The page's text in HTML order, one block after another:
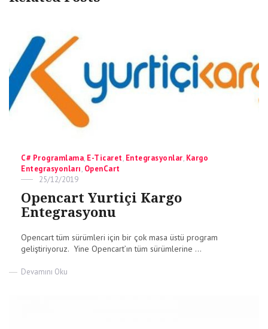
Categories
C# Programlama, E-Ticaret, Entegrasyonlar, Kargo
Entegrasyonları, OpenCart
Posted
25/12/2019
Opencart Yurtiçi Kargo
Entegrasyonu
Opencart tüm sürümleri için bir çok masa üstü program
geliştiriyoruz. Yine Opencart’ın tüm sürümlerine ...
Devamını Oku